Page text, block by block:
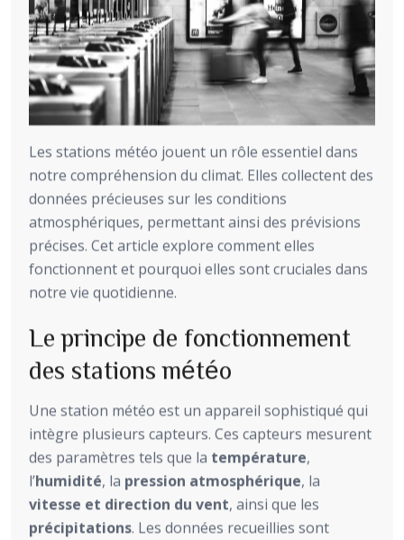
Les stations météo jouent un rôle essentiel dans
notre compréhension du climat. Elles collectent des
données précieuses sur les conditions
atmosphériques, permettant ainsi des prévisions
précises. Cet article explore comment elles
fonctionnent et pourquoi elles sont cruciales dans
notre vie quotidienne.
Le principe de fonctionnement
des stations météo
Une station météo est un appareil sophistiqué qui
intègre plusieurs capteurs. Ces capteurs mesurent
des paramètres tels que la température,
l’humidité, la pression atmosphérique, la
vitesse et direction du vent, ainsi que les
précipitations. Les données recueillies sont